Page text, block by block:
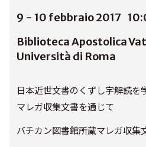
9 - 10 febbraio 2017
Biblioteca Apostolica
Università di Roma
日本近世文書のくずし字解読を
マレガ収集文書を通じて
バチカン図書館所蔵マレガ収集